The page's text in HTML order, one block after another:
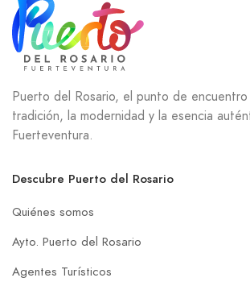
Puerto del Rosario, el punto de
tradición, la modernidad y la esencia
Fuerteventura.
Descubre Puerto del Rosario
Quiénes somos
Ayto. Puerto del Rosario
Agentes Turísticos